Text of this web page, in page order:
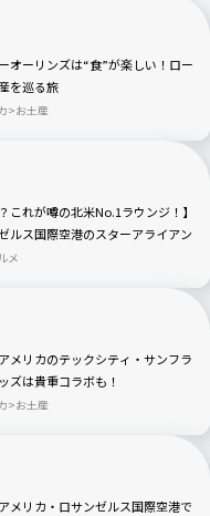
オーリンズは“食”が楽しい！ロー
を巡る旅
お土産
これが噂の北米No.1ラウンジ！】
ルス国際空港のスターアライアン
を全公開！
メ
メリカのテックシティ・サンフラ
ズは貴重コラボも！
お土産
メリカ・ロサンゼルス国際空港で